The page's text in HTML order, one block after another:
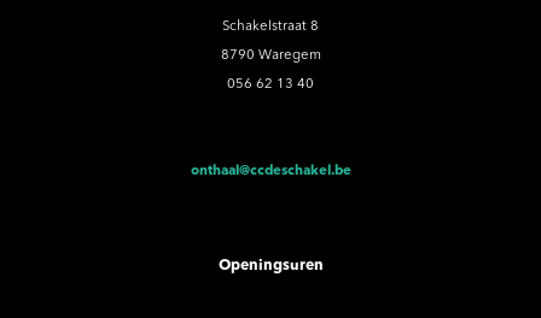
Schakelstraat 8
8790 Waregem
056 62 13 40
onthaal@ccdeschakel.be
Openingsuren